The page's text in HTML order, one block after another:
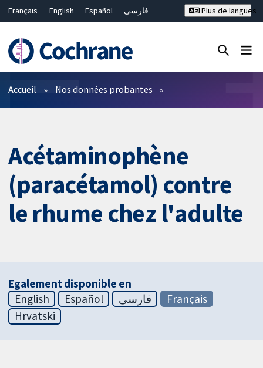
Français English Español
فارسی
Bahasa Malaysia
ไทย
繁體中文
简体中文
Plus de langues
Filtres
Accueil Nos données probantes
Acétaminophène
(paracétamol) contre
le rhume chez l'adulte
Egalement disponible en
English
Español فارسی
Français
Hrvatski